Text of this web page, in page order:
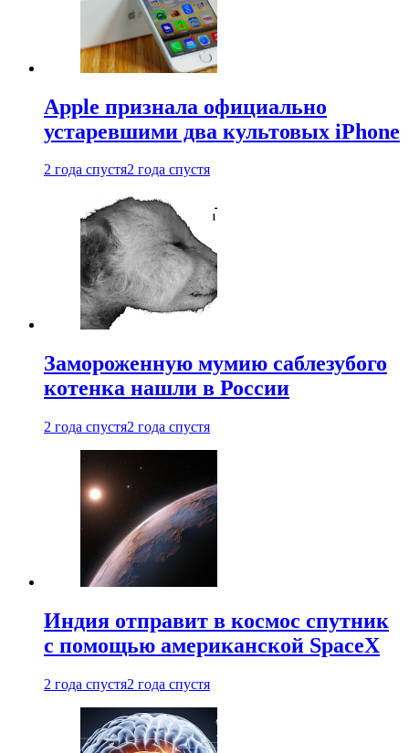
Apple признала официально
устаревшими два культовых iPhone
2 года спустя2 года спустя
Замороженную мумию саблезубого
котенка нашли в России
2 года спустя2 года спустя
Индия отправит в космос спутник
с помощью американской SpaceX
2 года спустя2 года спустя